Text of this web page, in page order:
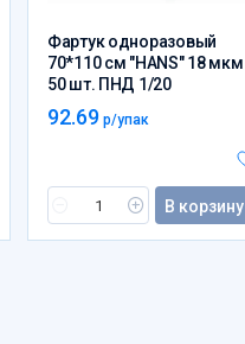
Фартук одноразовый
70*110 см "HANS" 18 мкм
50 шт. ПНД 1/20
92.69 р/упак
В корзину